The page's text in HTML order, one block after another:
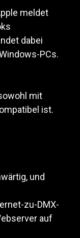
meldet
dabei
PCs.
mit
ist.
und
zu-DMX-
auf